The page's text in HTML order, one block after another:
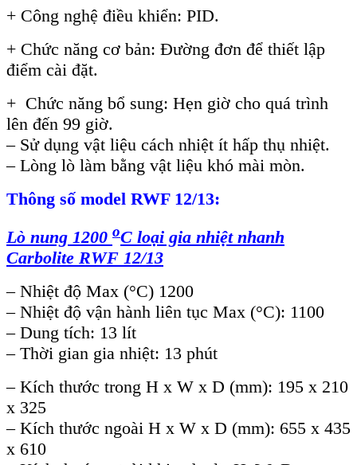
+ Công nghệ điều khiển: PID.
+ Chức năng cơ bản: Đường đơn để thiết lập
điểm cài đặt.
+ Chức năng bổ sung: Hẹn giờ cho quá trình
lên đến 99 giờ.
– Sử dụng vật liệu cách nhiệt ít hấp thụ nhiệt.
– Lòng lò làm bằng vật liệu khó mài mòn.
Thông số model RWF 12/13:
Lò nung 1200 oC loại gia nhiệt nhanh
Carbolite RWF 12/13
– Nhiệt độ Max (°C) 1200
– Nhiệt độ vận hành liên tục Max (°C): 1100
– Dung tích: 13 lít
– Thời gian gia nhiệt: 13 phút
– Kích thước trong H x W x D (mm): 195 x 210
x 325
– Kích thước ngoài H x W x D (mm): 655 x 435
x 610